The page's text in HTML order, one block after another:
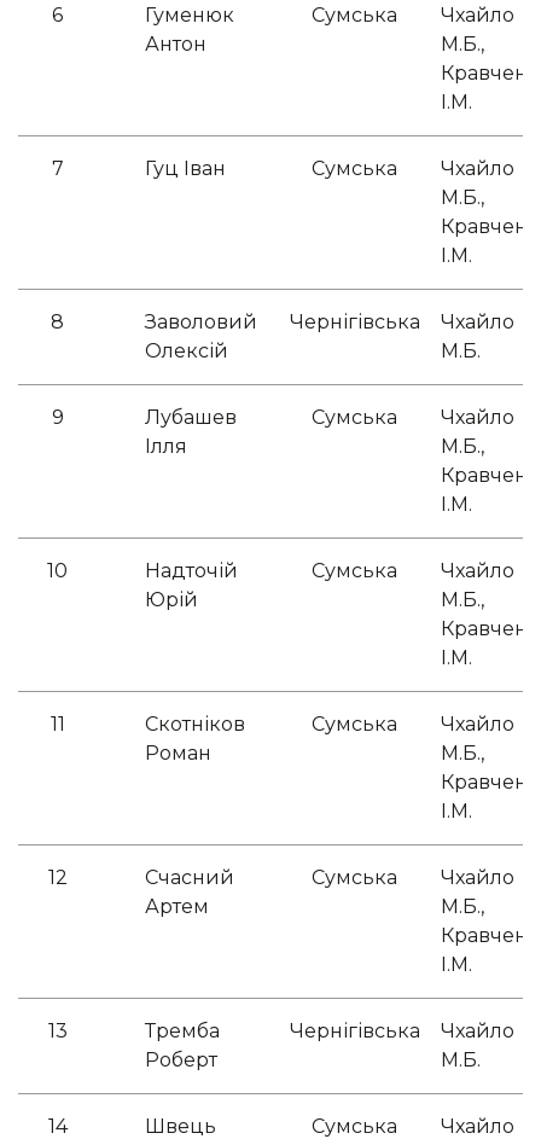
6
Гуменюк
Антон
Сумська
Чхайло
М.Б.,
І.М.
7 Гуц Іван Сумська
Чхайло
М.Б.,
І.М.
8
Заволовий
Олексій
Чернігівська
Чхайло
М.Б.
9
Лубашев
Ілля
Сумська
Чхайло
М.Б.,
І.М.
10
Надточій
Юрій
Сумська
Чхайло
М.Б.,
І.М.
11
Скотніков
Роман
Сумська
Чхайло
М.Б.,
Кравченк
І.М.
12
Счасний
Артем
Сумська
Чхайло
М.Б.,
І.М.
13
Тремба
Роберт
Чернігівська
Чхайло
М.Б.
14 Швець Сумська Чхайло